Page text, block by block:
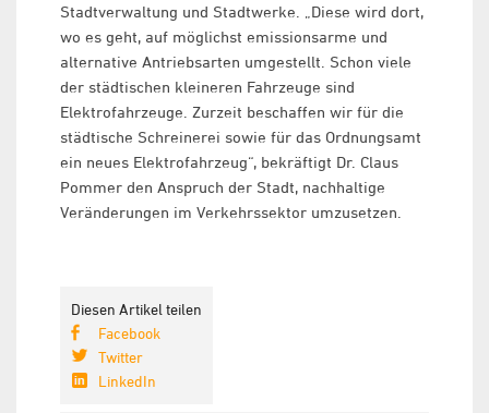
Stadtverwaltung und Stadtwerke. „Diese wird dort,
wo es geht, auf möglichst emissionsarme und
alternative Antriebsarten umgestellt. Schon viele
der städtischen kleineren Fahrzeuge sind
Elektrofahrzeuge. Zurzeit beschaffen wir für die
städtische Schreinerei sowie für das Ordnungsamt
ein neues Elektrofahrzeug“, bekräftigt Dr. Claus
Pommer den Anspruch der Stadt, nachhaltige
Veränderungen im Verkehrssektor umzusetzen.
Diesen Artikel teilen
Facebook
Twitter
LinkedIn